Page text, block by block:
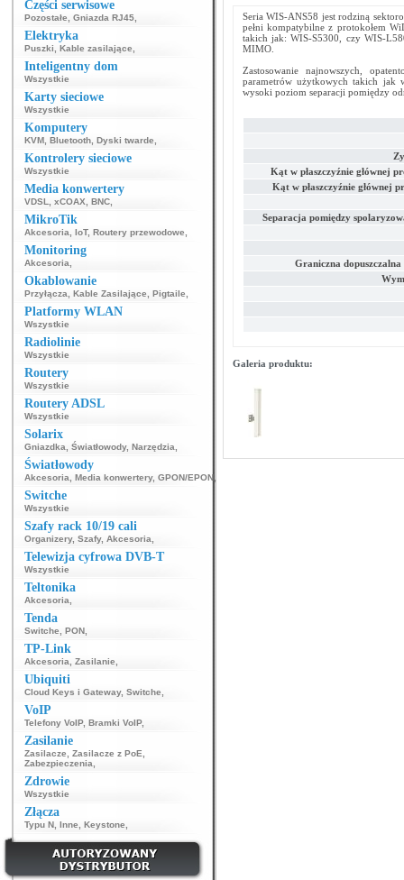
Części serwisowe
Pozostałe Gniazda RJ45
Elektryka
Puszki Kable zasilające
Inteligentny dom
Wszystkie
Karty sieciowe
Wszystkie
Komputery
KVM Bluetooth Dyski twarde
Kontrolery sieciowe
Wszystkie
Media konwertery
VDSL xCOAX BNC
MikroTik
Akcesoria IoT, Routery przewodowe
Monitoring
Akcesoria
Okablowanie
Przyłącza Kable Zasilające Pigtaile
Platformy WLAN
Wszystkie
Radiolinie
Wszystkie
Routery
Wszystkie
Routery ADSL
Wszystkie
Solarix
Gniazdka Światłowody, Narzędzia
Światłowody
Akcesoria Media konwertery, GPON/EPON
Switche
Wszystkie
Szafy rack 10/19 cali
Organizery, Szafy, Akcesoria
Telewizja cyfrowa DVB-T
Wszystkie
Teltonika
Akcesoria
Tenda
Switche PON
TP-Link
Akcesoria Zasilanie
Ubiquiti
Cloud Keys i Gateway, Switche
VoIP
Telefony VoIP, Bramki VoIP,
Zasilanie
Zasilacze Zasilacze z PoE
Zabezpieczenia
Zdrowie
Wszystkie
Złącza
Typu N Inne Keystone
Seria WIS-ANS58 jest rodziną
pełni kompatybilne z protokołem
takich jak: WIS-S5300, czy WIS-
MIMO.
Zastosowanie najnowszych,
parametrów użytkowych takich jak
wysoki poziom separacji pomiędzy
Kąt w płaszczyźnie głównej
Kąt w płaszczyźnie głównej
Separacja pomiędzy
Graniczna
Galeria produktu: